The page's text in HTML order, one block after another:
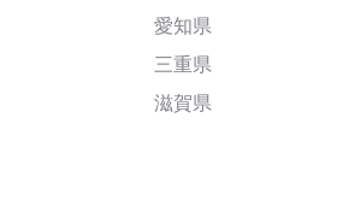
愛知県
三重県
滋賀県